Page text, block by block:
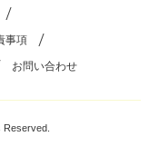
事項
お問い合わせ